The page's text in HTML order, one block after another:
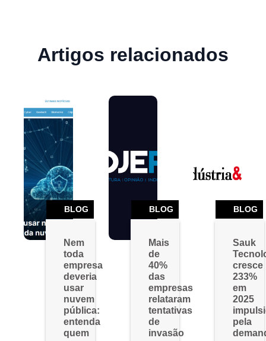
Artigos relacionados
BLOG
Nem
toda
empresa
deveria
usar
nuvem
pública:
entenda
quem
BLOG
Mais
de
40%
das
empresas
relataram
tentativas
de
invasão
BLOG
Sauk
cresce
233%
em
2025
pela